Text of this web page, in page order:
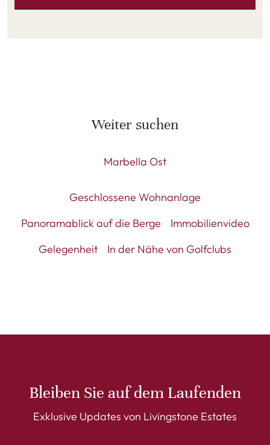
Weiter suchen
Marbella Ost
Geschlossene Wohnanlage
Panoramablick auf die Berge
Immobilienvideo
Gelegenheit
In der Nähe von Golfclubs
Bleiben Sie auf dem Laufenden
Exklusive Updates von Livingstone Estates